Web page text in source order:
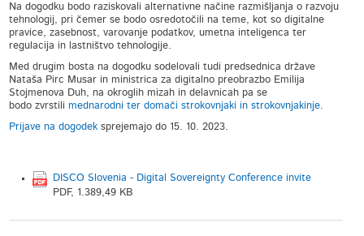
Na dogodku bodo raziskovali alternativne načine razmišljanja o razvoju
tehnologij, pri čemer se bodo osredotočili na teme, kot so digitalne
pravice, zasebnost, varovanje podatkov, umetna inteligenca ter
regulacija in lastništvo tehnologije.
Med drugim bosta na dogodku sodelovali tudi predsednica države
Nataša Pirc Musar in ministrica za digitalno preobrazbo Emilija
Stojmenova Duh, na okroglih mizah in delavnicah pa se
bodo zvrstili mednarodni ter domači strokovnjaki in strokovnjakinje.
Prijave na dogodek sprejemajo do 15. 10. 2023.
DISCO Slovenia - Digital Sovereignty Conference invite
PDF, 1.389,49 KB